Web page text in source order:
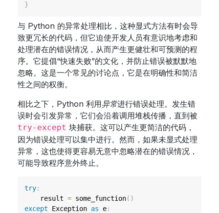
}
与 Python 的异常处理相比，这种显式方法有时会导
致更冗长的代码，但它迫使开发人员有意识地考虑和
处理潜在的错误情况，从而产生更健壮和可预测的程
序。它提倡“快速失败”的文化，并防止错误被默默地
忽略。这是一个常见的讨论点，它是在明确性和简洁
性之间的权衡。
相比之下，Python 利用异常进行错误处理。发生错
误时会引发异常，它们会沿着调用堆栈传播，直到被
try-except 块捕获。这可以产生更简洁的代码，
因为错误处理可以集中进行。然而，如果未显式处理
异常，这也使得更容易无意中忽略潜在的错误情况，
可能导致程序意外终止。
try:
    result
= some_function( )
except Exception as e: